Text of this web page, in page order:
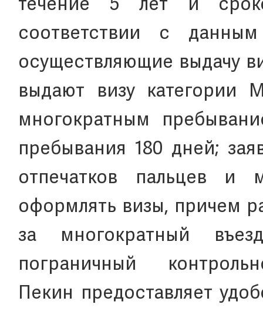
течение 5 лет и
соответствии с
осуществляющие выдачу
выдают визу категории
многократным
пребывания 180 дней;
отпечатков пальцев и
оформлять визы, причем
за многократный
пограничный
Пекин предоставляет